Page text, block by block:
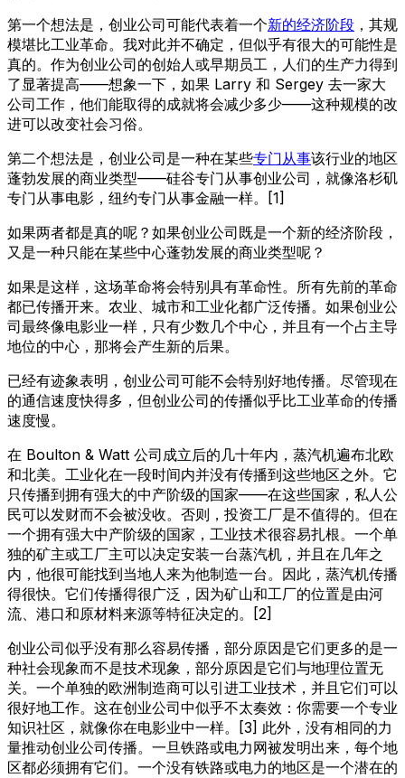
第一个想法是，创业公司可能代表着一个新的经济阶段 ，其规
模堪比工业革命。我对此并不确定，但似乎有很大的可能性是
真的。作为创业公司的创始人或早期员工，人们的生产力得到
了显著提高——想象一下，如果 Larry 和 Sergey 去一家大
公司工作，他们能取得的成就将会减少多少——这种规模的改
进可以改变社会习俗。
第二个想法是，创业公司是一种在某些专门从事该行业的地区
蓬勃发展的商业类型——硅谷专门从事创业公司，就像洛杉矶
专门从事电影，纽约专门从事金融一样。[1]
如果两者都是真的呢？如果创业公司既是一个新的经济阶段，
又是一种只能在某些中心蓬勃发展的商业类型呢？
如果是这样，这场革命将会特别具有革命性。所有先前的革命
都已传播开来。农业、城市和工业化都广泛传播。如果创业公
司最终像电影业一样，只有少数几个中心，并且有一个占主导
地位的中心，那将会产生新的后果。
已经有迹象表明，创业公司可能不会特别好地传播。尽管现在
的通信速度快得多，但创业公司的传播似乎比工业革命的传播
速度慢。
在 Boulton & Watt 公司成立后的几十年内，蒸汽机遍布北欧
和北美。工业化在一段时间内并没有传播到这些地区之外。它
只传播到拥有强大的中产阶级的国家——在这些国家，私人公
民可以发财而不会被没收。否则，投资工厂是不值得的。但在
一个拥有强大中产阶级的国家，工业技术很容易扎根。一个单
独的矿主或工厂主可以决定安装一台蒸汽机，并且在几年之
内，他很可能找到当地人来为他制造一台。因此，蒸汽机传播
得很快。它们传播得很广泛，因为矿山和工厂的位置是由河
流、港口和原材料来源等特征决定的。[2]
创业公司似乎没有那么容易传播，部分原因是它们更多的是一
种社会现象而不是技术现象，部分原因是它们与地理位置无
关。一个单独的欧洲制造商可以引进工业技术，并且它们可以
很好地工作。这在创业公司中似乎不太奏效：你需要一个专业
知识社区，就像你在电影业中一样。[3] 此外，没有相同的力
量推动创业公司传播。一旦铁路或电力网被发明出来，每个地
区都必须拥有它们。一个没有铁路或电力的地区是一个潜在的